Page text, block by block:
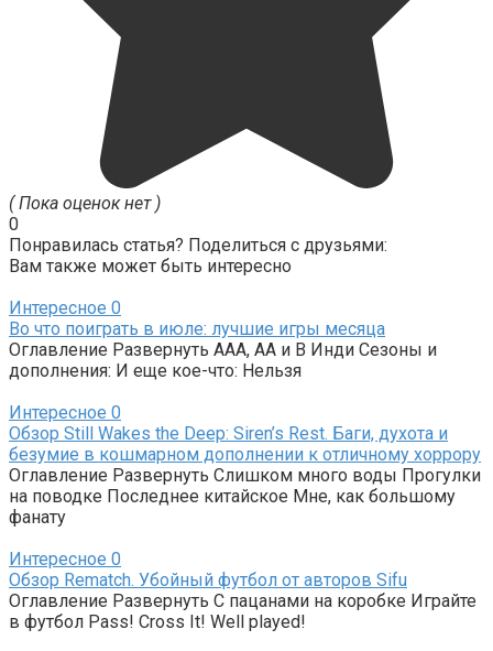
( Пока оценок нет )
0
Понравилась статья? Поделиться с друзьями:
Вам также может быть интересно
Интересное 0
Во что поиграть в июле: лучшие игры месяца
Оглавление Развернуть AAA, AA и B Инди Сезоны и
дополнения: И еще кое-что: Нельзя
Интересное 0
Обзор Still Wakes the Deep: Siren’s Rest. Баги, духота и
безумие в кошмарном дополнении к отличному хоррору
Оглавление Развернуть Слишком много воды Прогулки
на поводке Последнее китайское Мне, как большому
фанату
Интересное 0
Обзор Rematch. Убойный футбол от авторов Sifu
Оглавление Развернуть С пацанами на коробке Играйте
в футбол Pass! Cross It! Well played!